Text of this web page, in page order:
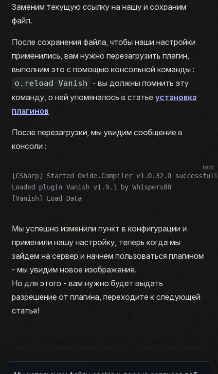
Заменим текущую ссылку на нашу и сохраним
файл.
После сохранения файла, чтобы наши настройки
применились, вам нужно перезагрузить плагин,
выполним это с помощью консольной команды :
o.reload Vanish
- вы должны помнить эту
команду, о ней упомяналось в статье установка
плагинов
После перезагрузки, мы увидим сообщение в
консоли :
text
[CSharp] Started Oxide.Compiler v1.0.32.0
Loaded plugin Vanish v1.9.1 by Whispers88
[Vanish] Load Data
Мы успешно изменили пункт в конфигурации и
применили нашу настройку, теперь когда мы
зайдем на сервер и начнем пользоваться плагином
- мы увидим новое изображение.
Но для этого - вам нужно будет выдать
разрешение от плагина, переходите к следующей
статье!
Прошлая страница